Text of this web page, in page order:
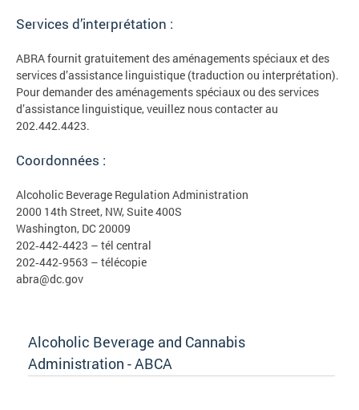
Services d’interprétation :
ABRA fournit gratuitement des aménagements spéciaux et des
services d’assistance linguistique (traduction ou interprétation).
Pour demander des aménagements spéciaux ou des services
d’assistance linguistique, veuillez nous contacter au
202.442.4423.
Coordonnées :
Alcoholic Beverage Regulation Administration
2000 14th Street, NW, Suite 400S
Washington, DC 20009
202‐442‐4423 – tél central
202‐442‐9563 – télécopie
abra@dc.gov
Alcoholic Beverage and Cannabis
Administration - ABCA